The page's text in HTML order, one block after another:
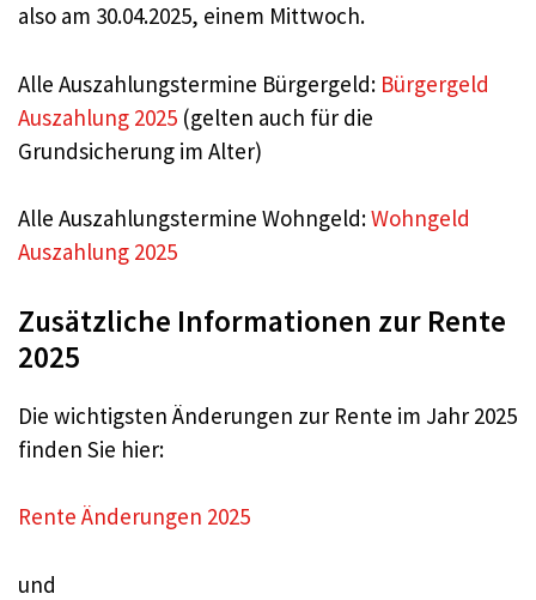
also am 30.04.2025, einem Mittwoch.
Alle Auszahlungstermine Bürgergeld: Bürgergeld
Auszahlung 2025 (gelten auch für die
Grundsicherung im Alter)
Alle Auszahlungstermine Wohngeld:Wohngeld
Auszahlung 2025
Zusätzliche Informationen zur Rente
2025
Die wichtigsten Änderungen zur Rente im Jahr 2025
finden Sie hier:
Rente Änderungen 2025
und